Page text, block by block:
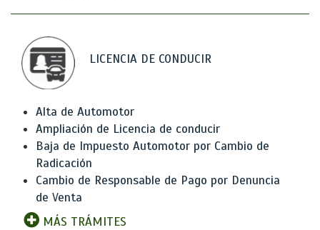
LICENCIA DE CONDUCIR
Alta de Automotor
Ampliación de Licencia de conducir
Baja de Impuesto Automotor por Cambio de
Radicación
Cambio de Responsable de Pago por Denuncia
de Venta
MÁS TRÁMITES